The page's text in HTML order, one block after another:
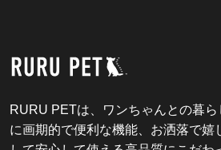
RURU PETは、ワンちゃんとの暮
に画期的で便利な機能、お洒落で嬉